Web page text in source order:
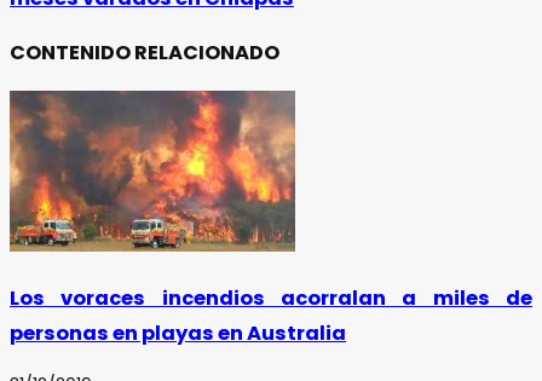
CONTENIDO RELACIONADO
Los voraces incendios acorralan a miles de
personas en playas en Australia